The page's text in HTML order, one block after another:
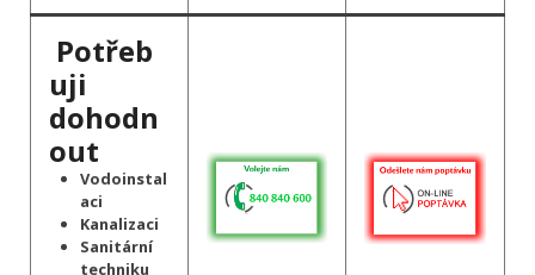
Potřeb
uji
dohodn
out
Vodoinstal
aci
Kanalizaci
Sanitární
techniku